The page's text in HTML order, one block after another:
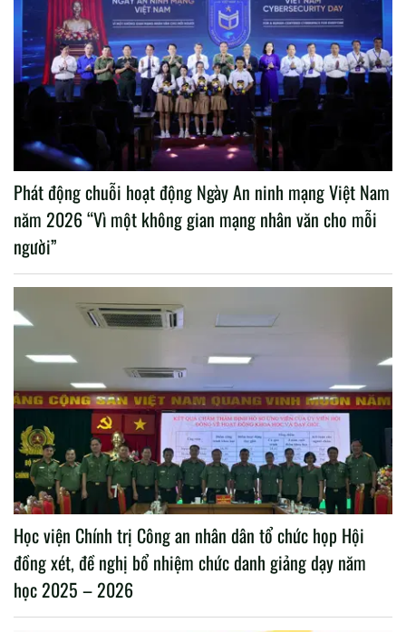
Phát động chuỗi hoạt động Ngày An ninh mạng Việt Nam
năm 2026 “Vì một không gian mạng nhân văn cho mỗi
người”
Học viện Chính trị Công an nhân dân tổ chức họp Hội
đồng xét, đề nghị bổ nhiệm chức danh giảng dạy năm
học 2025 – 2026